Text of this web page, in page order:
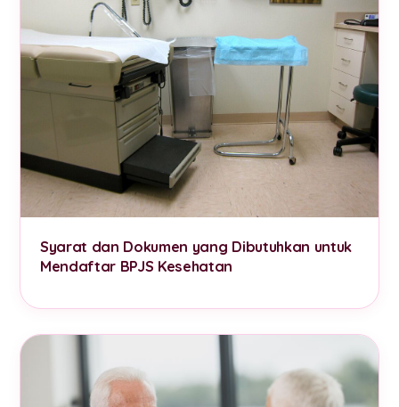
Syarat dan Dokumen yang Dibutuhkan untuk
Mendaftar BPJS Kesehatan